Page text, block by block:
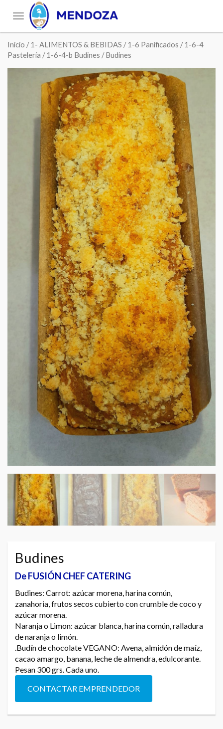
Toggle
navigation
Inicio /1- ALIMENTOS & BEBIDAS /1-6 Panificados /1-6-4
Pastelería /1-6-4-b Budines / Budines
Budines
De FUSIÓN CHEF CATERING
Budines: Carrot: azúcar morena, harina común,
zanahoria, frutos secos cubierto con crumble de coco y
azúcar morena.
Naranja o Limon: azúcar blanca, harina común, ralladura
de naranja o limón.
.Budín de chocolate VEGANO: Avena, almidón de maíz,
cacao amargo, banana, leche de almendra, edulcorante.
Pesan 300 grs. Cada uno.
CONTACTAR EMPRENDEDOR